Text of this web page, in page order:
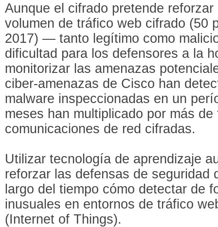
Aunque el cifrado pretende
volumen de tráfico web cifrado (50
2017) — tanto legítimo como
dificultad para los defensores a la
monitorizar las amenazas
ciber-amenazas de Cisco han
malware inspeccionadas en un
meses han multiplicado por más
comunicaciones de red cifradas.
Utilizar tecnología de aprendizaje
reforzar las defensas de seguridad
largo del tiempo cómo detectar de
inusuales en entornos de tráfico
(Internet of Things).